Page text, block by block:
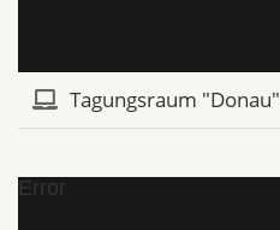
Tagungsraum "Donau"
Error